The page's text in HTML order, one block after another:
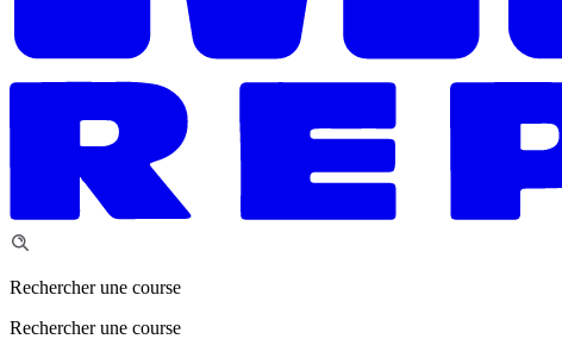
Rechercher une course
Rechercher une course